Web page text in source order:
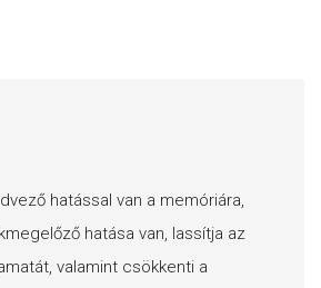
hatással van a memóriára,
hatása van, lassítja az
valamint csökkenti a